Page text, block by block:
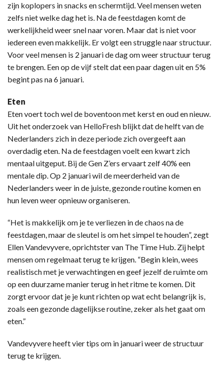
zijn koplopers in snacks en schermtijd. Veel mensen weten
zelfs niet welke dag het is. Na de feestdagen komt de
werkelijkheid weer snel naar voren. Maar dat is niet voor
iedereen even makkelijk. Er volgt een struggle naar structuur.
Voor veel mensen is 2 januari de dag om weer structuur terug
te brengen. Een op de vijf stelt dat een paar dagen uit en 5%
begint pas na 6 januari.
Eten
Eten voert toch wel de boventoon met kerst en oud en nieuw.
Uit het onderzoek van HelloFresh blijkt dat de helft van de
Nederlanders zich in deze periode zich overgeeft aan
overdadig eten. Na de feestdagen voelt een kwart zich
mentaal uitgeput. Bij de Gen Z’ers ervaart zelf 40% een
mentale dip. Op 2 januari wil de meerderheid van de
Nederlanders weer in de juiste, gezonde routine komen en
hun leven weer opnieuw organiseren.
“Het is makkelijk om je te verliezen in de chaos na de
feestdagen, maar de sleutel is om het simpel te houden”, zegt
Ellen Vandevyvere, oprichtster van The Time Hub. Zij helpt
mensen om regelmaat terug te krijgen. “Begin klein, wees
realistisch met je verwachtingen en geef jezelf de ruimte om
op een duurzame manier terug in het ritme te komen. Dit
zorgt ervoor dat je je kunt richten op wat echt belangrijk is,
zoals een gezonde dagelijkse routine, zeker als het gaat om
eten.”
Vandevyvere heeft vier tips om in januari weer de structuur
terug te krijgen.